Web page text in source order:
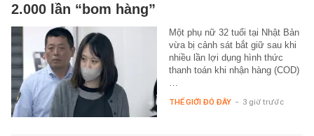
2.000 lần “bom hàng”
Một phụ nữ 32 tuổi tại Nhật Bản
vừa bị cảnh sát bắt giữ sau khi
nhiều lần lợi dụng hình thức
thanh toán khi nhận hàng (COD)
THẾ GIỚI ĐÓ ĐÂY - 3 giờ trước